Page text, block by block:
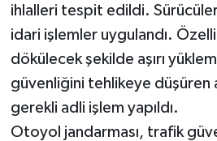
ihlalleri tespit edildi.
idari işlemler uygulandı.
dökülecek şekilde aşırı
güvenliğini tehlikeye düşüren
gerekli adli işlem yapıldı.
Otoyol jandarması, trafik